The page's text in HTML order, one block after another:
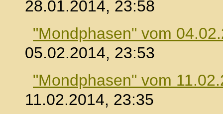
28.01.2014, 23:58
"Mondphasen" vom
05.02.2014, 23:53
"Mondphasen" vom
11.02.2014, 23:35